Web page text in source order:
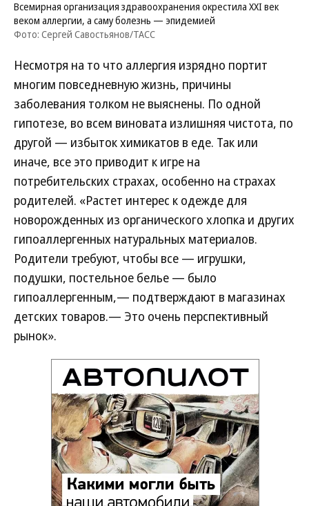
Всемирная организация здравоохранения окрестила XXI век
веком аллергии, а саму болезнь — эпидемией
Фото: Сергей Савостьянов/ТАСС
Несмотря на то что аллергия изрядно портит
многим повседневную жизнь, причины
заболевания толком не выяснены. По одной
гипотезе, во всем виновата излишняя чистота, по
другой — избыток химикатов в еде. Так или
иначе, все это приводит к игре на
потребительских страхах, особенно на страхах
родителей. «Растет интерес к одежде для
новорожденных из органического хлопка и других
гипоаллергенных натуральных материалов.
Родители требуют, чтобы все — игрушки,
подушки, постельное белье — было
гипоаллергенным,— подтверждают в магазинах
детских товаров.— Это очень перспективный
рынок».